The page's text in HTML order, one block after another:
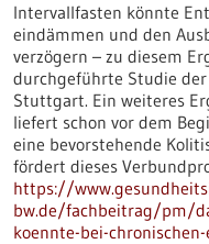
Intervallfasten könnte
eindämmen und den
verzögern – zu diesem
durchgeführte Studie
Stuttgart. Ein weiteres
liefert schon vor dem
eine bevorstehende
fördert dieses
https://
bw.de/fachbeitrag/pm/
koennte-bei-